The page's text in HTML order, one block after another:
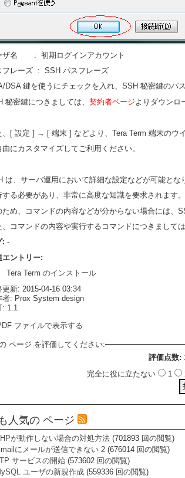
ザ名 : 初期ログインアカウント
フレーズ : SSH パスフレーズ
DSA 鍵を使うにチェックを入れ、SSH 秘密鍵のパ
秘密鍵につきましては、 契約者ページ よりダウンロ
、[ 設定 ] → [ 端末 ] などより、Tera Term 端末のウ
由にカスタマイズしてご利用ください。
は、サーバ運用において詳細な設定などが可能とな
する必要があり、非常に高度な知識を要求されます。
ため、コマンドの内容などが分からない場合には、
、コマンドの内容や実行するコマンドにつきまして
: -
エントリー:
Tera Term のインストール
更新: 2015-04-16 03:34
者: Prox System design
: 1.1
ファイルで表示する
ページ を評価してください:
評価点数:
完全に役に立たない
1
人気の ページ
が動作しない場合の対処方法(701893 回の閲覧)
にメールが送信できない 2(676014 回の閲覧)
サービスの開始(573602 回の閲覧)
ユーザの新規作成(559336 回の閲覧)